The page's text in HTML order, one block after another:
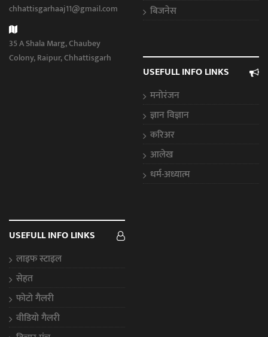
chhattisgarhaaj11@gmail.com
35 A Shala Marg, Chaubey
Colony, Raipur, Chhattisgarh
बिजनेस
USEFULL INFO LINKS
मनोरंजन
ज्ञान विज्ञान
करिअर
आलेख
धर्म-अध्यात्म
USEFULL INFO LINKS
लाइफ स्टाइल
सेहत
फोटो गैलरी
वीडियो गैलरी